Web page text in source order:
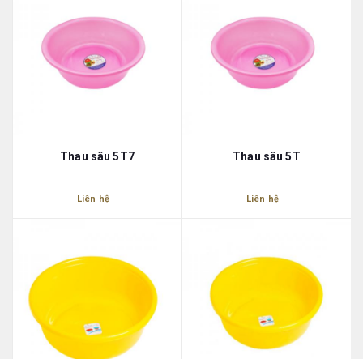
Thau sâu 5T7
Liên hệ
Thau sâu 5T
Liên hệ